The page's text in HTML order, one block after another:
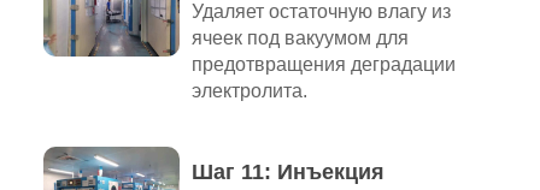
Удаляет остаточную влагу из
ячеек под вакуумом для
предотвращения деградации
электролита.
Шаг 11: Инъекция